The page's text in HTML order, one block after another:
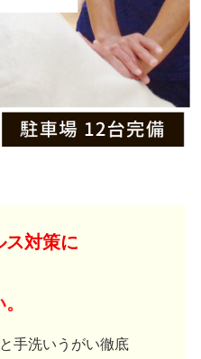
ス対策に
手洗いうがい徹底